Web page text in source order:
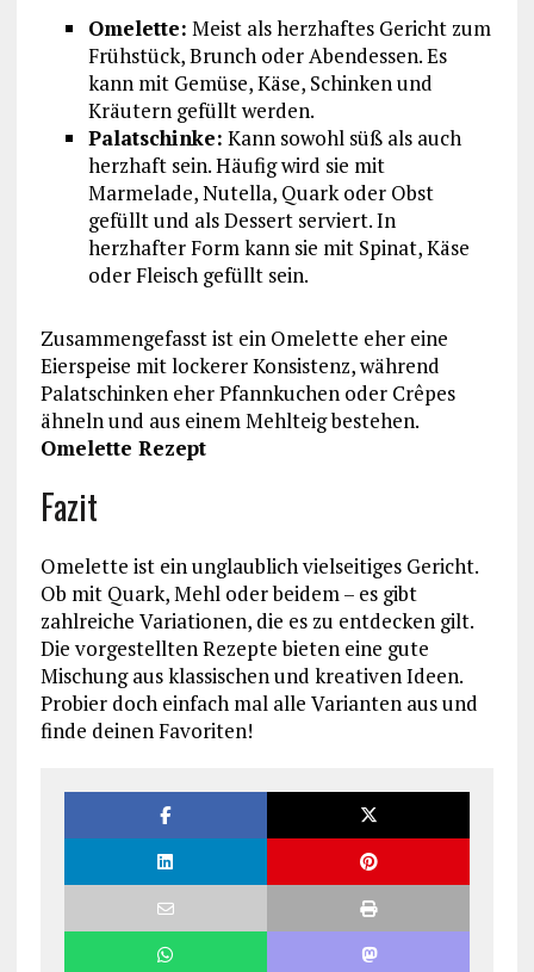
Omelette: Meist als herzhaftes Gericht zum
Frühstück, Brunch oder Abendessen. Es
kann mit Gemüse, Käse, Schinken und
Kräutern gefüllt werden.
Palatschinke: Kann sowohl süß als auch
herzhaft sein. Häufig wird sie mit
Marmelade, Nutella, Quark oder Obst
gefüllt und als Dessert serviert. In
herzhafter Form kann sie mit Spinat, Käse
oder Fleisch gefüllt sein.
Zusammengefasst ist ein Omelette eher eine
Eierspeise mit lockerer Konsistenz, während
Palatschinken eher Pfannkuchen oder Crêpes
ähneln und aus einem Mehlteig bestehen.
Omelette Rezept
Fazit
Omelette ist ein unglaublich vielseitiges Gericht.
Ob mit Quark, Mehl oder beidem – es gibt
zahlreiche Variationen, die es zu entdecken gilt.
Die vorgestellten Rezepte bieten eine gute
Mischung aus klassischen und kreativen Ideen.
Probier doch einfach mal alle Varianten aus und
finde deinen Favoriten!